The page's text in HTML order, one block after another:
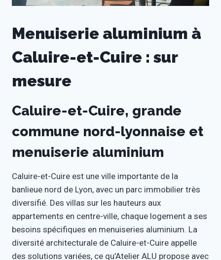
Menuiserie aluminium à
Caluire-et-Cuire : sur
mesure
Caluire-et-Cuire, grande
commune nord-lyonnaise et
menuiserie aluminium
Caluire-et-Cuire est une ville importante de la
banlieue nord de Lyon, avec un parc immobilier très
diversifié. Des villas sur les hauteurs aux
appartements en centre-ville, chaque logement a ses
besoins spécifiques en menuiseries aluminium. La
diversité architecturale de Caluire-et-Cuire appelle
des solutions variées, ce qu’Atelier ALU propose avec